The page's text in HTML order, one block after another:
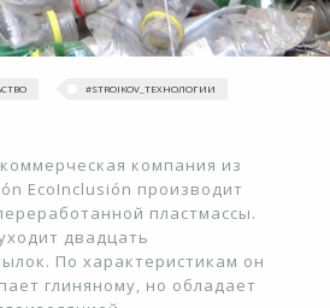
#STROIKOV_ТЕХНОЛОГИИ
компания из
EcoInclusión производит
пластмассы.
двадцать
По характеристикам он
глиняному, но обладает